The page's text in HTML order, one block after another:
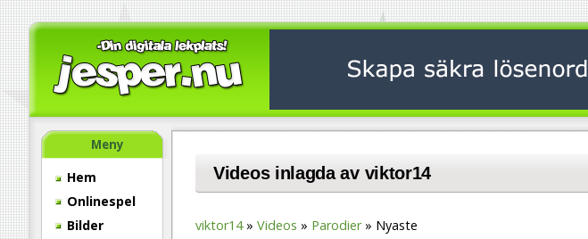
Meny
Hem
Onlinespel
Bilder
Videos inlagda av viktor14
viktor14 Videos Parodier Nyaste